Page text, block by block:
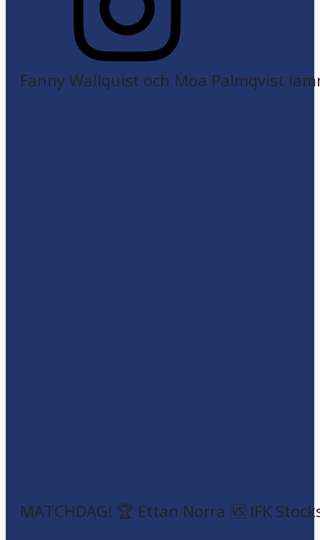
Fanny Wallquist och Moa Palmqvist
MATCHDAG! 🏆 Ettan Norra 🆚 IFK